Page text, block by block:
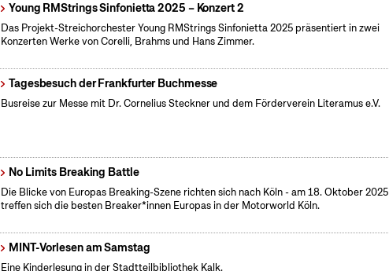
Young RMStrings Sinfonietta 2025 – Konzert 2
Das Projekt-Streichorchester Young RMStrings Sinfonietta 2025 präsentiert in zwei
Konzerten Werke von Corelli, Brahms und Hans Zimmer.
Tagesbesuch der Frankfurter Buchmesse
Busreise zur Messe mit Dr. Cornelius Steckner und dem Förderverein Literamus e.V.
No Limits Breaking Battle
Die Blicke von Europas Breaking-Szene richten sich nach Köln - am 18. Oktober 2025
treffen sich die besten Breaker*innen Europas in der Motorworld Köln.
MINT-Vorlesen am Samstag
Eine Kinderlesung in der Stadtteilbibliothek Kalk.